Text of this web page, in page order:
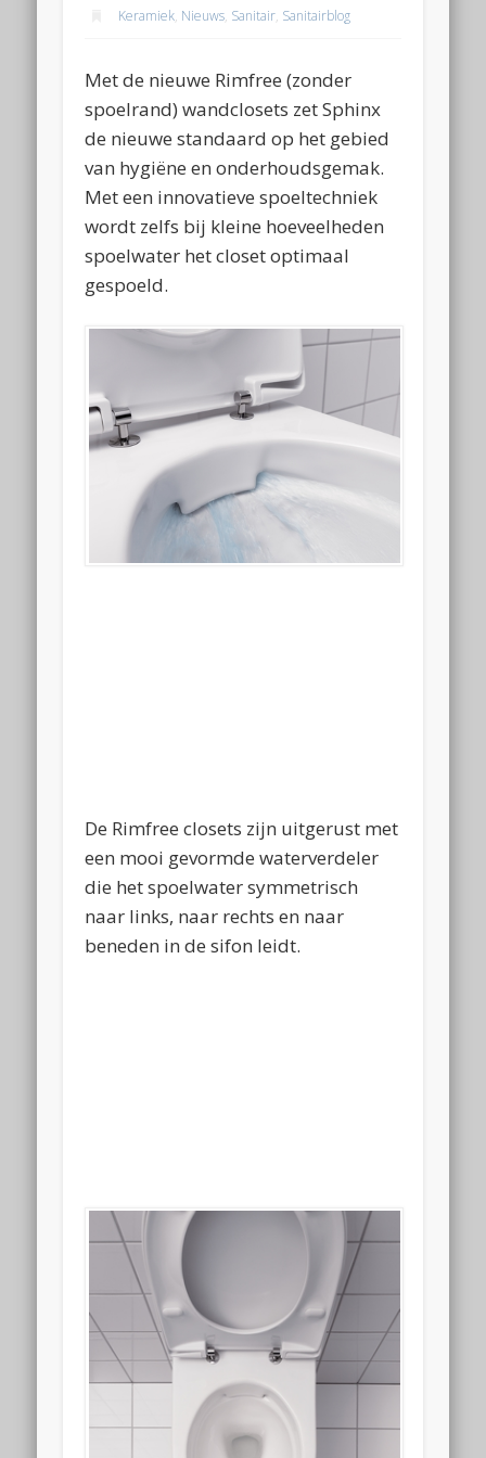
Keramiek, Nieuws, Sanitair, Sanitairblog
Met de nieuwe Rimfree (zonder
spoelrand) wandclosets zet Sphinx
de nieuwe standaard op het gebied
van hygiëne en onderhoudsgemak.
Met een innovatieve spoeltechniek
wordt zelfs bij kleine hoeveelheden
spoelwater het closet optimaal
gespoeld.
De Rimfree closets zijn uitgerust met
een mooi gevormde waterverdeler
die het spoelwater symmetrisch
naar links, naar rechts en naar
beneden in de sifon leidt.